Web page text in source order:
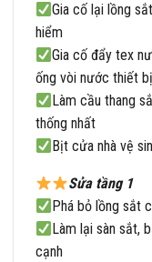
Gia cố lại lồng
hiểm
Gia cố đẩy tex
ống vòi nước thiết bị
Làm cầu thang
thống nhất
Bịt cửa nhà vệ
Sửa tầng 1
Phá bỏ lồng sắt
Làm lại sàn sắt,
cạnh